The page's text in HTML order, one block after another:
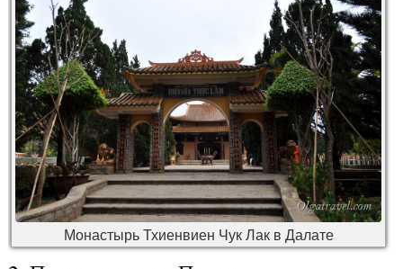
Монастырь Тхиенвиен Чук Лак в Далате